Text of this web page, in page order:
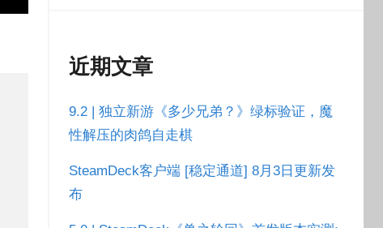
近期文章
9.2 | 独立新游《多少兄弟？》绿标验证，魔
性解压的肉鸽自走棋
SteamDeck客户端 [稳定通道] 8月3日更新发
布